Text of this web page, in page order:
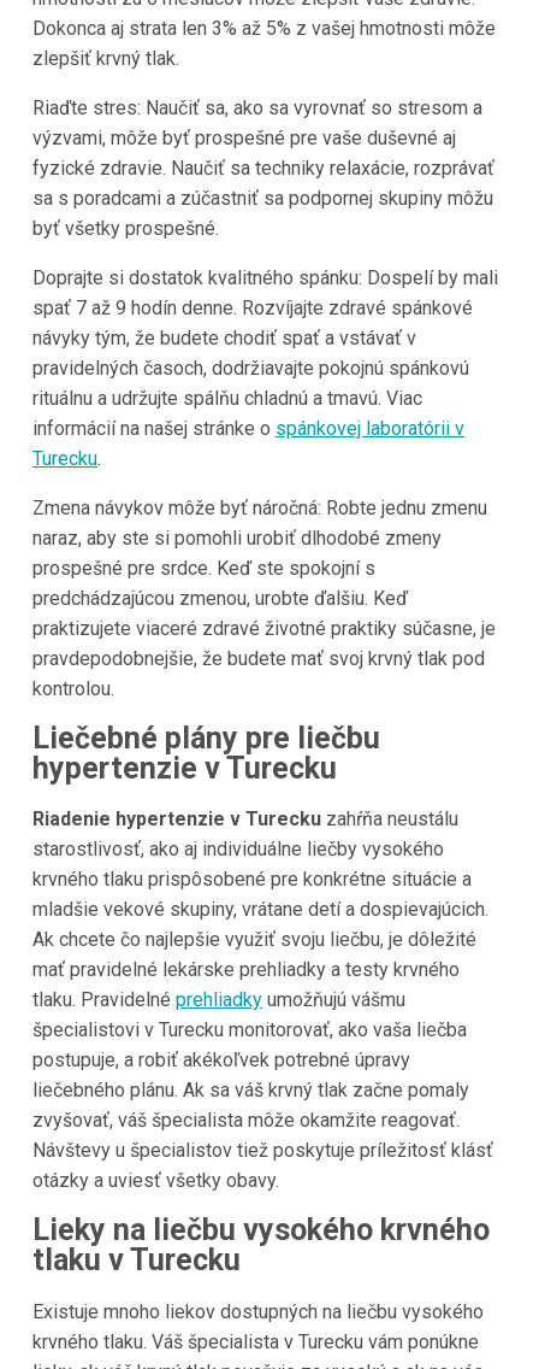
Dokonca aj strata len 3% až 5% z vašej hmotnosti môže
zlepšiť krvný tlak.
Riaďte stres: Naučiť sa, ako sa vyrovnať so stresom a
výzvami, môže byť prospešné pre vaše duševné aj
fyzické zdravie. Naučiť sa techniky relaxácie, rozprávať
sa s poradcami a zúčastniť sa podpornej skupiny môžu
byť všetky prospešné.
Doprajte si dostatok kvalitného spánku: Dospelí by mali
spať 7 až 9 hodín denne. Rozvíjajte zdravé spánkové
návyky tým, že budete chodiť spať a vstávať v
pravidelných časoch, dodržiavajte pokojnú spánkovú
rituálnu a udržujte spálňu chladnú a tmavú. Viac
informácií na našej stránke o spánkovej laboratórii v
Turecku.
Zmena návykov môže byť náročná: Robte jednu zmenu
naraz, aby ste si pomohli urobiť dlhodobé zmeny
prospešné pre srdce. Keď ste spokojní s
predchádzajúcou zmenou, urobte ďalšiu. Keď
praktizujete viaceré zdravé životné praktiky súčasne, je
pravdepodobnejšie, že budete mať svoj krvný tlak pod
kontrolou.
Liečebné plány pre liečbu
hypertenzie v Turecku
Riadenie hypertenzie v Tureckuzahŕňa neustálu
starostlivosť, ako aj individuálne liečby vysokého
krvného tlaku prispôsobené pre konkrétne situácie a
mladšie vekové skupiny, vrátane detí a dospievajúcich.
Ak chcete čo najlepšie využiť svoju liečbu, je dôležité
mať pravidelné lekárske prehliadky a testy krvného
tlaku. Pravidelné prehliadkyumožňujú vášmu
špecialistovi v Turecku monitorovať, ako vaša liečba
postupuje, a robiť akékoľvek potrebné úpravy
liečebného plánu. Ak sa váš krvný tlak začne pomaly
zvyšovať, váš špecialista môže okamžite reagovať.
Návštevy u špecialistov tiež poskytuje príležitosť klásť
otázky a uviesť všetky obavy.
Lieky na liečbu vysokého krvného
tlaku v Turecku
Existuje mnoho liekov dostupných na liečbu vysokého
krvného tlaku. Váš špecialista v Turecku vám ponúkne